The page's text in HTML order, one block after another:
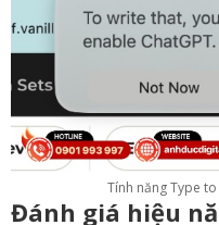
Tính năng Type
Đánh giá hiệu